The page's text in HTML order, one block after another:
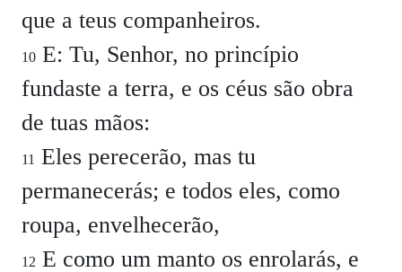
que a teus companheiros.
10 E: Tu, Senhor, no princípio
fundaste a terra, e os céus são obra
de tuas mãos:
11 Eles perecerão, mas tu
permanecerás; e todos eles, como
roupa, envelhecerão,
12 E como um manto os enrolarás, e